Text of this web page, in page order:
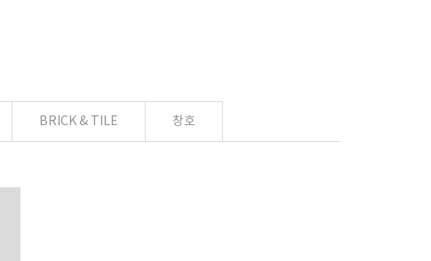
BRICK & TILE 창호